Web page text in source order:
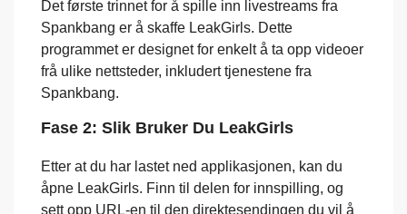
Det første trinnet for å spille inn livestreams fra
Spankbang er å skaffe LeakGirls. Dette
programmet er designet for enkelt å ta opp videoer
frå ulike nettsteder, inkludert tjenestene fra
Spankbang.
Fase 2: Slik Bruker Du LeakGirls
Etter at du har lastet ned applikasjonen, kan du
åpne LeakGirls. Finn til delen for innspilling, og
sett opp URL-en til den direktesendingen du vil å